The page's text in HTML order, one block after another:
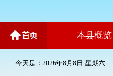
本县概览
今天是：2026年8月8日 星期六